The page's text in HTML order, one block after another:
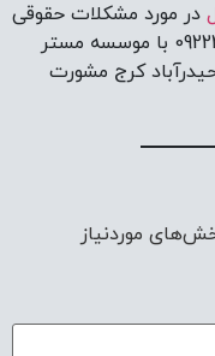
در مورد مشکلات حقوقی
میتوانید از طریق شماره تماس 09222922909 با موسسه مستر
کرج مشورت
موردنیاز